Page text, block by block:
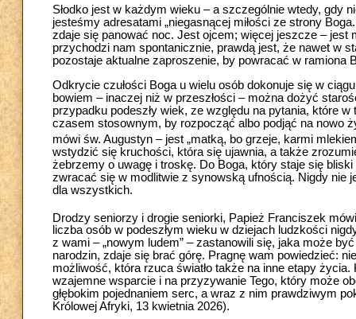
Słodko jest w każdym wieku – a szczególnie wtedy, gdy
jesteśmy adresatami „niegasnącej miłości ze strony
zdaje się panować noc. Jest ojcem; więcej jeszcze – jest
przychodzi nam spontanicznie, prawdą jest, że nawet w
pozostaje aktualne zaproszenie, by powracać w ramiona
Odkrycie czułości Boga u wielu osób dokonuje się w
bowiem – inaczej niż w przeszłości – można dożyć
przypadku podeszły wiek, ze względu na pytania, które
czasem stosownym, by rozpocząć albo podjąć na nowo
mówi św. Augustyn – jest „matką, bo grzeje, karmi
wstydzić się kruchości, która się ujawnia, a także
żebrzemy o uwagę i troskę. Do Boga, który staje się
zwracać się w modlitwie z synowską ufnością. Nigdy nie
dla wszystkich.
Drodzy seniorzy i drogie seniorki, Papież Franciszek
liczba osób w podeszłym wieku w dziejach ludzkości
z wami – „nowym ludem” – zastanowili się, jaka może
narodzin, zdaje się brać górę. Pragnę wam powiedzieć:
możliwość, która rzuca światło także na inne etapy
wzajemne wsparcie i na przyzywanie Tego, który może
głębokim pojednaniem serc, a wraz z nim prawdziwym
Królowej Afryki, 13 kwietnia 2026).